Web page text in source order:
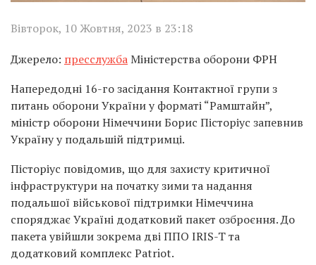
Вівторок, 10 Жовтня, 2023 в 23:18
Джерело: пресслужбаМіністерства оборони ФРН
Напередодні 16-го засідання Контактної групи з
питань оборони України у форматі “Рамштайн”,
міністр оборони Німеччини Борис Пісторіус запевнив
Україну у подальшій підтримці.
Пісторіус повідомив, що для захисту критичної
інфраструктури на початку зими та надання
подальшої військової підтримки Німеччина
споряджає Україні додатковий пакет озброєння. До
пакета увійшли зокрема дві ППО IRIS-T та
додатковий комплекс Patriot.